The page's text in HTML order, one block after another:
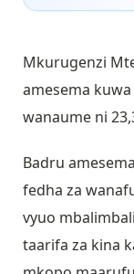
Mkurugenzi
amesema
wanaume ni
Badru
fedha za
vyuo
taarifa za kina